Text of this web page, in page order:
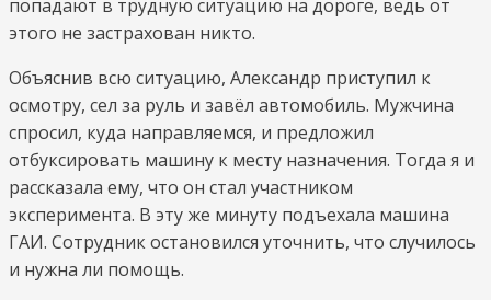
попадают в трудную ситуацию на дороге, ведь от
этого не застрахован никто.
Объяснив всю ситуацию, Александр приступил к
осмотру, сел за руль и завёл автомобиль. Мужчина
спросил, куда направляемся, и предложил
отбуксировать машину к месту назначения. Тогда я и
рассказала ему, что он стал участником
эксперимента. В эту же минуту подъехала машина
ГАИ. Сотрудник остановился уточнить, что случилось
и нужна ли помощь.